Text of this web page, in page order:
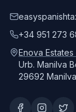
+34 951 273
Enova Estates
Urb. Manilva
29692